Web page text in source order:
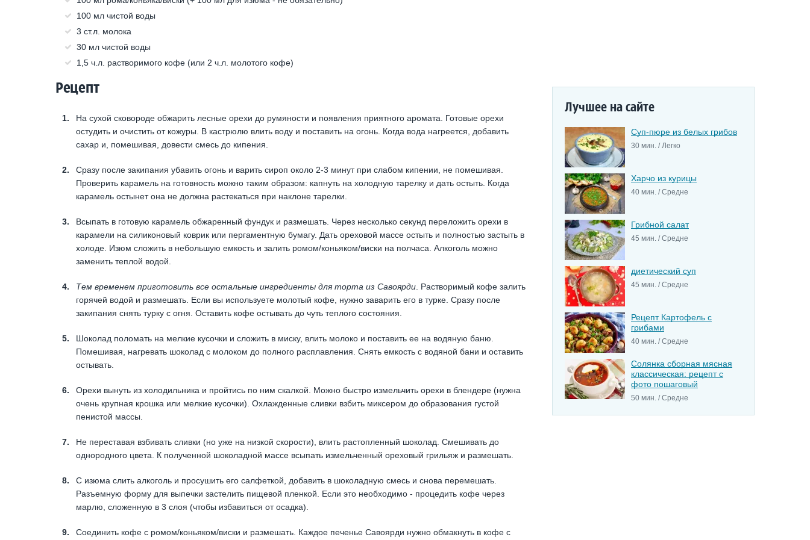
100 мл чистой воды
3 ст.л. молока
30 мл чистой воды
1,5 ч.л. растворимого кофе (или 2 ч.л. молотого кофе)
Рецепт
На сухой сковороде обжарить лесные орехи до румяности и появления приятного аромата. Готовые орехи
остудить и очистить от кожуры. В кастрюлю влить воду и поставить на огонь. Когда вода нагреется, добавить
сахар и, помешивая, довести смесь до кипения.
Сразу после закипания убавить огонь и варить сироп около 2-3 минут при слабом кипении, не помешивая.
Проверить карамель на готовность можно таким образом: капнуть на холодную тарелку и дать остыть. Когда
карамель остынет она не должна растекаться при наклоне тарелки.
Всыпать в готовую карамель обжаренный фундук и размешать. Через несколько секунд переложить орехи в
карамели на силиконовый коврик или пергаментную бумагу. Дать ореховой массе остыть и полностью застыть в
холоде. Изюм сложить в небольшую емкость и залить ромом/коньяком/виски на полчаса. Алкоголь можно
заменить теплой водой.
Тем временем приготовить все остальные ингредиенты для торта из Савоярди . Растворимый кофе залить
горячей водой и размешать. Если вы используете молотый кофе, нужно заварить его в турке. Сразу после
закипания снять турку с огня. Оставить кофе остывать до чуть теплого состояния.
Шоколад поломать на мелкие кусочки и сложить в миску, влить молоко и поставить ее на водяную баню.
Помешивая, нагревать шоколад с молоком до полного расплавления. Снять емкость с водяной бани и оставить
остывать.
Орехи вынуть из холодильника и пройтись по ним скалкой. Можно быстро измельчить орехи в блендере (нужна
очень крупная крошка или мелкие кусочки). Охлажденные сливки взбить миксером до образования густой
пенистой массы.
Не переставая взбивать сливки (но уже на низкой скорости), влить растопленный шоколад. Смешивать до
однородного цвета. К полученной шоколадной массе всыпать измельченный ореховый грильяж и размешать.
С изюма слить алкоголь и просушить его салфеткой, добавить в шоколадную смесь и снова перемешать.
Разъемную форму для выпечки застелить пищевой пленкой. Если это необходимо - процедить кофе через
марлю, сложенную в 3 слоя (чтобы избавиться от осадка).
Соединить кофе с ромом/коньяком/виски и размешать. Каждое печенье Савоярди нужно обмакнуть в кофе с
Лучшее на сайте
Суп-пюре из белых грибов
30 мин. / Легко
Харчо из курицы
40 мин. / Средне
Грибной салат
45 мин. / Средне
диетический суп
45 мин. / Средне
Рецепт Картофель с
грибами
40 мин. / Средне
Солянка сборная мясная
классическая: рецепт с
фото пошаговый
50 мин. / Средне